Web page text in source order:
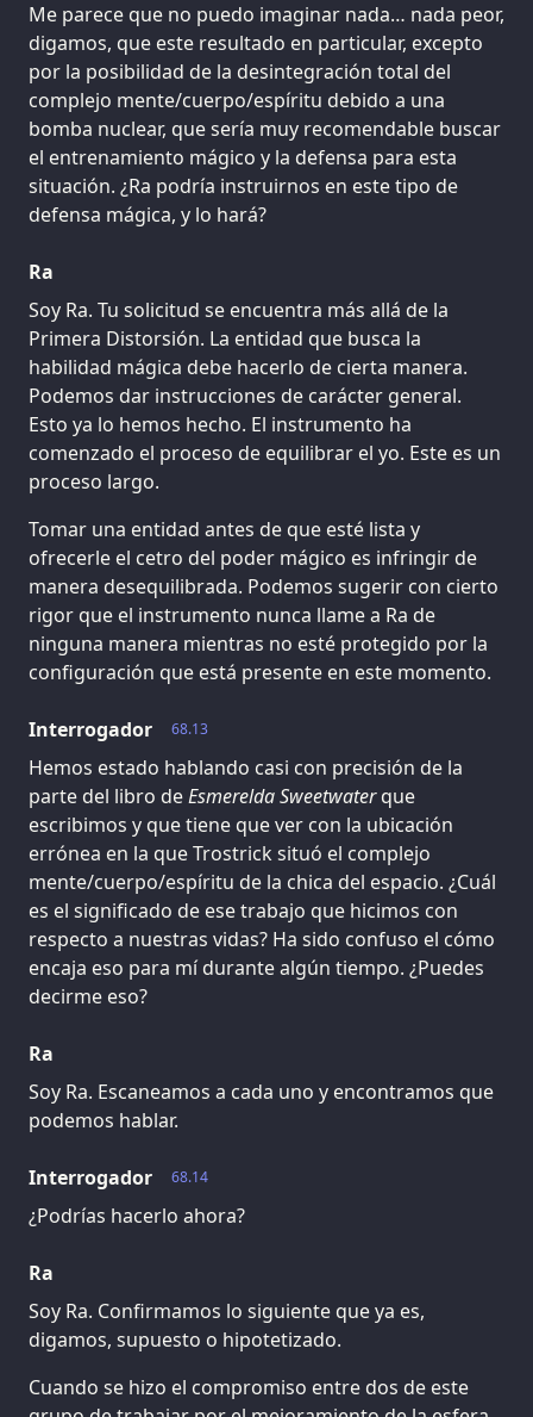
Me parece que no puedo imaginar nada… nada peor,
digamos, que este resultado en particular, excepto
por la posibilidad de la desintegración total del
complejo mente/cuerpo/espíritu debido a una
bomba nuclear, que sería muy recomendable buscar
el entrenamiento mágico y la defensa para esta
situación. ¿Ra podría instruirnos en este tipo de
defensa mágica, y lo hará?
Ra
Soy Ra. Tu solicitud se encuentra más allá de la
Primera Distorsión. La entidad que busca la
habilidad mágica debe hacerlo de cierta manera.
Podemos dar instrucciones de carácter general.
Esto ya lo hemos hecho. El instrumento ha
comenzado el proceso de equilibrar el yo. Este es un
proceso largo.
Tomar una entidad antes de que esté lista y
ofrecerle el cetro del poder mágico es infringir de
manera desequilibrada. Podemos sugerir con cierto
rigor que el instrumento nunca llame a Ra de
ninguna manera mientras no esté protegido por la
configuración que está presente en este momento.
68.13
Interrogador
Hemos estado hablando casi con precisión de la
parte del libro deEsmerelda Sweetwaterque
escribimos y que tiene que ver con la ubicación
errónea en la que Trostrick situó el complejo
mente/cuerpo/espíritu de la chica del espacio. ¿Cuál
es el significado de ese trabajo que hicimos con
respecto a nuestras vidas? Ha sido confuso el cómo
encaja eso para mí durante algún tiempo. ¿Puedes
decirme eso?
Ra
Soy Ra. Escaneamos a cada uno y encontramos que
podemos hablar.
68.14
Interrogador
¿Podrías hacerlo ahora?
Ra
Soy Ra. Confirmamos lo siguiente que ya es,
digamos, supuesto o hipotetizado.
Cuando se hizo el compromiso entre dos de este